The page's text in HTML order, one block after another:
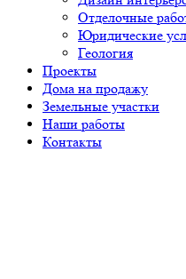
Отделочные
Юридические
Геология
Проекты
Дома на продажу
Земельные участки
Наши работы
Контакты